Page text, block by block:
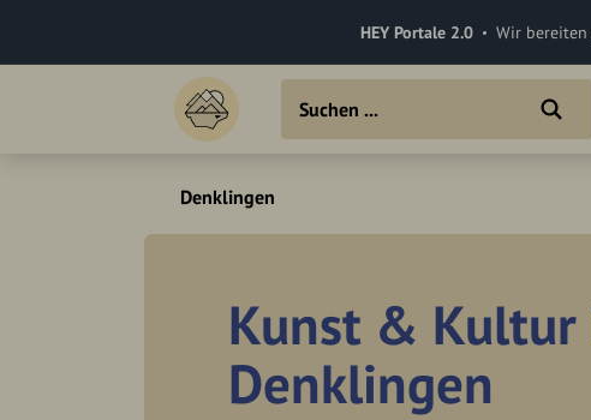
HEY Portale 2.0 Wir bereiten
Denklingen
Kunst & Kultur
Denklingen